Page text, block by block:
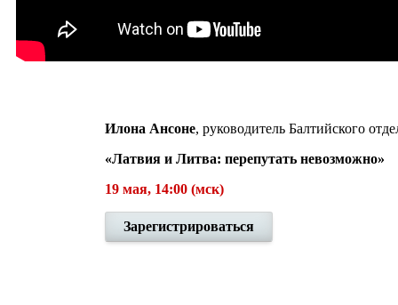
Илона Ансоне, руководитель Балтийского
«Латвия и Литва: перепутать невозможно»
19 мая, 14:00 (мск)
Зарегистрироваться